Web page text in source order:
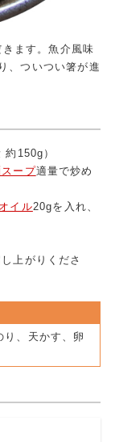
ます。魚介風味
、ついつい箸が進
150g）
ープ適量で炒め
イル20gを入れ、
上がりくださ
り、天かす、卵